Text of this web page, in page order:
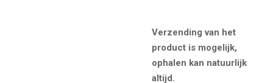
Verzending van het
product is mogelijk,
ophalen kan natuurlijk
altijd.